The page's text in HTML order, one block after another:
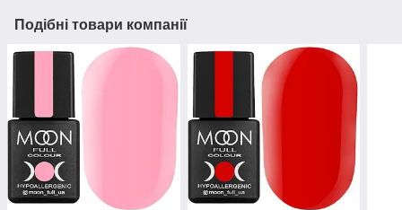
Подібні товари компанії